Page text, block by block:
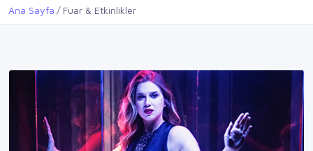
Ana Sayfa Fuar & Etkinlikler